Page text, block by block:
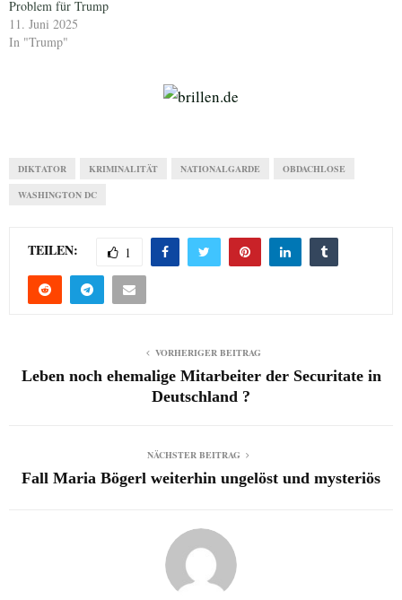
Problem für Trump
11. Juni 2025
In "Trump"
DIKTATOR KRIMINALITÄT NATIONALGARDE OBDACHLOSE
WASHINGTON DC
TEILEN: 1
VORHERIGER BEITRAG
Leben noch ehemalige Mitarbeiter der Securitate in
Deutschland ?
NÄCHSTER BEITRAG
Fall Maria Bögerl weiterhin ungelöst und mysteriös